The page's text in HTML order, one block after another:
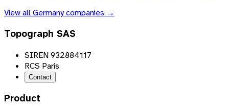
View allGermanycompanies →
Topograph SAS
SIREN 932884117
RCS Paris
Contact
Product